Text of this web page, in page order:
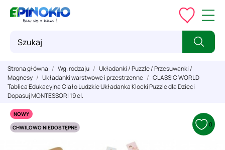
Strona główna Wg. rodzaju
Układanki / Puzzle / Przesuwanki /
Magnesy
Układanki warstwowe i przestrzenne
CLASSIC WORLD
Tablica Edukacyjna Ciało Ludzkie Układanka Klocki Puzzle dla Dzieci
Dopasuj MONTESSORI 19 el.
NOWY
CHWILOWO NIEDOSTĘPNE
0